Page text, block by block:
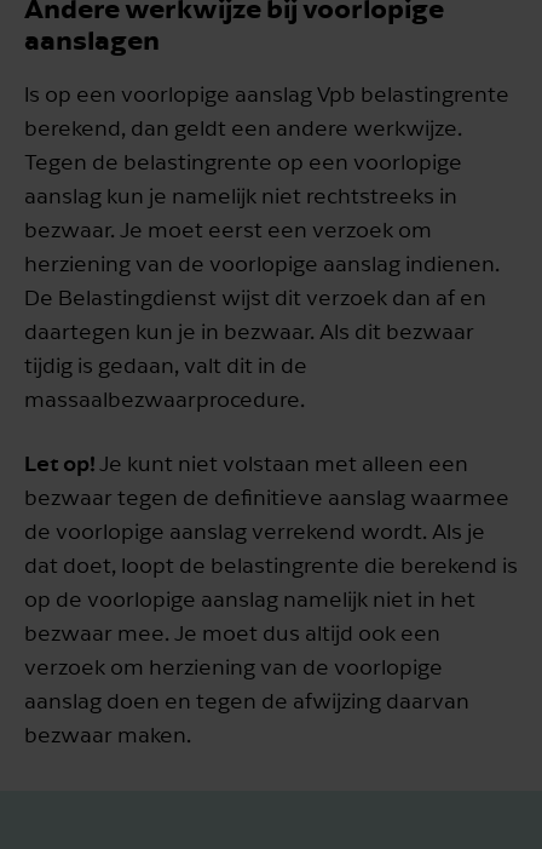
Andere werkwijze bij voorlopige
aanslagen
Is op een voorlopige aanslag Vpb belastingrente
berekend, dan geldt een andere werkwijze.
Tegen de belastingrente op een voorlopige
aanslag kun je namelijk niet rechtstreeks in
bezwaar. Je moet eerst een verzoek om
herziening van de voorlopige aanslag indienen.
De Belastingdienst wijst dit verzoek dan af en
daartegen kun je in bezwaar. Als dit bezwaar
tijdig is gedaan, valt dit in de
massaalbezwaarprocedure.
Let op!Je kunt niet volstaan met alleen een
bezwaar tegen de definitieve aanslag waarmee
de voorlopige aanslag verrekend wordt. Als je
dat doet, loopt de belastingrente die berekend is
op de voorlopige aanslag namelijk niet in het
bezwaar mee. Je moet dus altijd ook een
verzoek om herziening van de voorlopige
aanslag doen en tegen de afwijzing daarvan
bezwaar maken.